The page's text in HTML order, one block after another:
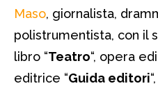
Maso, giornalista,
polistrumentista, con il
libro “Teatro“, opera
editrice “Guida editori